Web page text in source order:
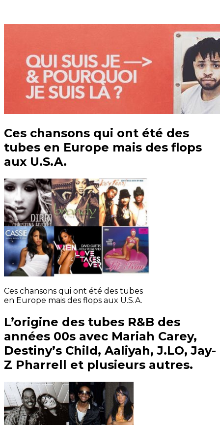
Ces chansons qui ont été des
tubes en Europe mais des flops
aux U.S.A.
Ces chansons qui ont été des tubes
en Europe mais des flops aux U.S.A.
L’origine des tubes R&B des
années 00s avec Mariah Carey,
Destiny’s Child, Aaliyah, J.LO, Jay-
Z Pharrell et plusieurs autres.